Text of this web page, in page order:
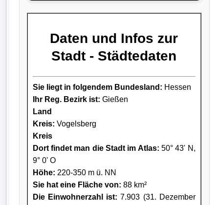
Daten und Infos zur
Stadt - Städtedaten
Sie liegt in folgendem Bundesland: Hessen
Ihr Reg. Bezirk ist: Gießen
Land
Kreis: Vogelsberg
Kreis
Dort findet man die Stadt im Atlas: 50° 43' N,
9° 0' O
Höhe: 220-350 m ü. NN
Sie hat eine Fläche von: 88 km²
Die Einwohnerzahl ist: 7.903 (31. Dezember